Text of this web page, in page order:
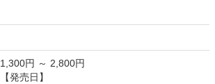
1,300円 ～ 2,800円
【発売日】